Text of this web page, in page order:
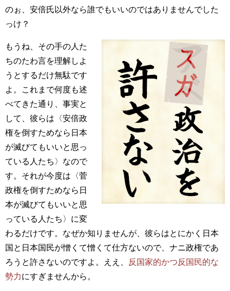
のぉ、安倍氏以外なら誰でもいいのではありませんでした
っけ？
もうね、その手の人た
ちのたわ言を理解しよ
うとするだけ無駄です
よ。これまで何度も述
べてきた通り、事実と
して、彼らは〈安倍政
権を倒すためなら日本
が滅びてもいいと思っ
ている人たち〉なので
す。それが今度は〈菅
政権を倒すためなら日
本が滅びてもいいと思
っている人たち〉に変
わるだけです。なぜか知りませんが、彼らはとにかく日本
国と日本国民が憎くて憎くて仕方ないので、ナニ政権であ
ろうと許さないのですよ。ええ、
反国家的かつ反国民的な
勢力にすぎませんから。